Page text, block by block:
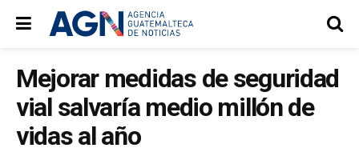
Mejorar medidas de seguridad
vial salvaría medio millón de
vidas al año